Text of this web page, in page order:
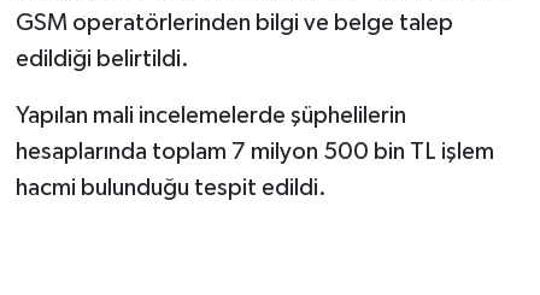
GSM operatörlerinden bilgi ve belge talep
edildiği belirtildi.
Yapılan mali incelemelerde şüphelilerin
hesaplarında toplam 7 milyon 500 bin TL işlem
hacmi bulunduğu tespit edildi.
BÖLGEDEN
ASAYİŞ